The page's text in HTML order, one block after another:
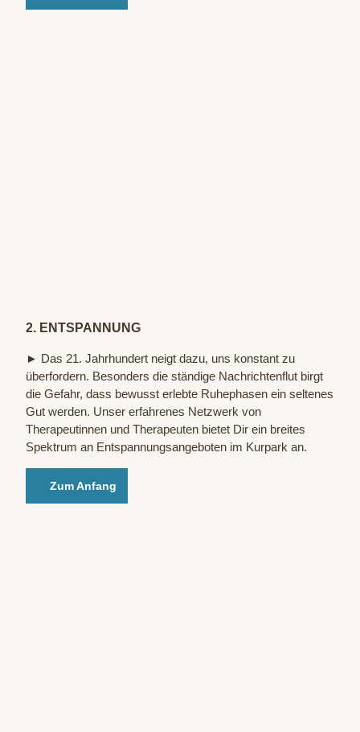
2. ENTSPANNUNG
► Das 21. Jahrhundert neigt dazu, uns konstant zu
überfordern. Besonders die ständige Nachrichtenflut birgt
die Gefahr, dass bewusst erlebte Ruhephasen ein seltenes
Gut werden. Unser erfahrenes Netzwerk von
Therapeutinnen und Therapeuten bietet Dir ein breites
Spektrum an Entspannungsangeboten im Kurpark an.
Zum Anfang